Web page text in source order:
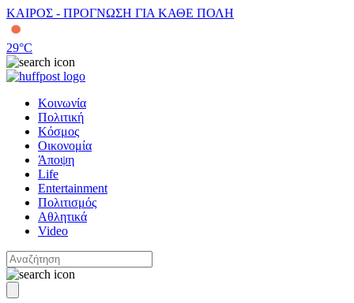
ΚΑΙΡΟΣ - ΠΡΟΓΝΩΣΗ ΓΙΑ ΚΑΘΕ ΠΟΛΗ
29°C
Κοινωνία
Πολιτική
Κόσμος
Οικονομία
Άποψη
Life
Entertainment
Πολιτισμός
Αθλητικά
Video